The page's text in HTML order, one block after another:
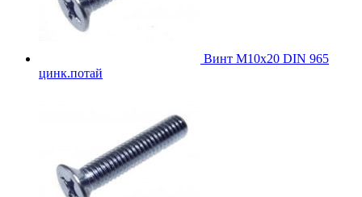
Винт М10х20 DIN 965
цинк.потай